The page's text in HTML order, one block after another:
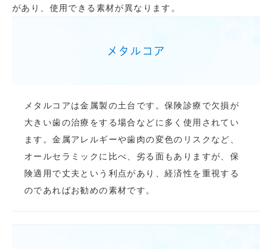
があり、使用できる素材が異なります。
メタルコア
メタルコアは金属製の土台です。保険診療で欠損が
大きい歯の治療をする場合などに多く使用されてい
ます。金属アレルギーや歯肉の変色のリスクなど、
オールセラミックに比べ、劣る面もありますが、保
険適用で丈夫という利点があり、経済性を重視する
のであればお勧めの素材です。